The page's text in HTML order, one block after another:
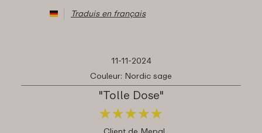
Traduis en français
11-11-2024
Couleur: Nordic sage
"Tolle Dose"
★★★★★
★★★★★
Client de Mepal